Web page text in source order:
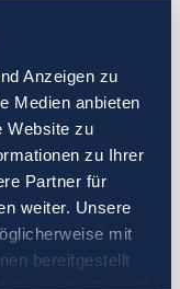
Anzeigen zu
Medien anbieten
Website zu
zu Ihrer
Partner für
weiter. Unsere
mit
bereitgestellt